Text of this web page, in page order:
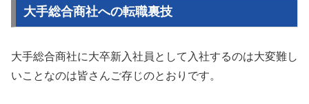
大手総合商社への転職裏技
大手総合商社に大卒新入社員として入社するのは大変難し
いことなのは皆さんご存じのとおりです。